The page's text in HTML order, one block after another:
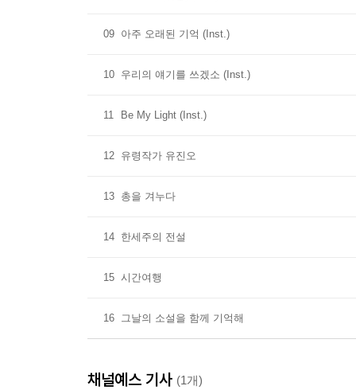
09 아주 오래된 기억 (Inst.)
10 우리의 얘기를 쓰겠소 (Inst.)
11 Be My Light (Inst.)
12 유령작가 유진오
13 총을 겨누다
14 한세주의 전설
15 시간여행
16 그날의 소설을 함께 기억해
채널예스 기사 (1개)